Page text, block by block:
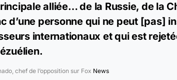
alliée… de la Russie, de la
d’une personne qui ne peut [pas]
internationaux et qui est
chef de l’opposition sur Fox News